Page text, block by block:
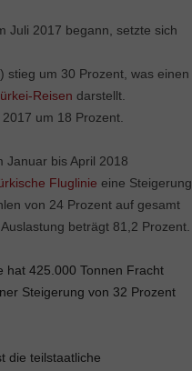
Juli 2017 begann, setzte sich
stieg um 30 Prozent, was einen
Reisen darstellt.
um 18 Prozent.
Januar bis April 2018
Fluglinie eine Steigerung
von 24 Prozent auf gesamt
beträgt 81,2 Prozent.
hat 425.000 Tonnen Fracht
Steigerung von 32 Prozent
die teilstaatliche